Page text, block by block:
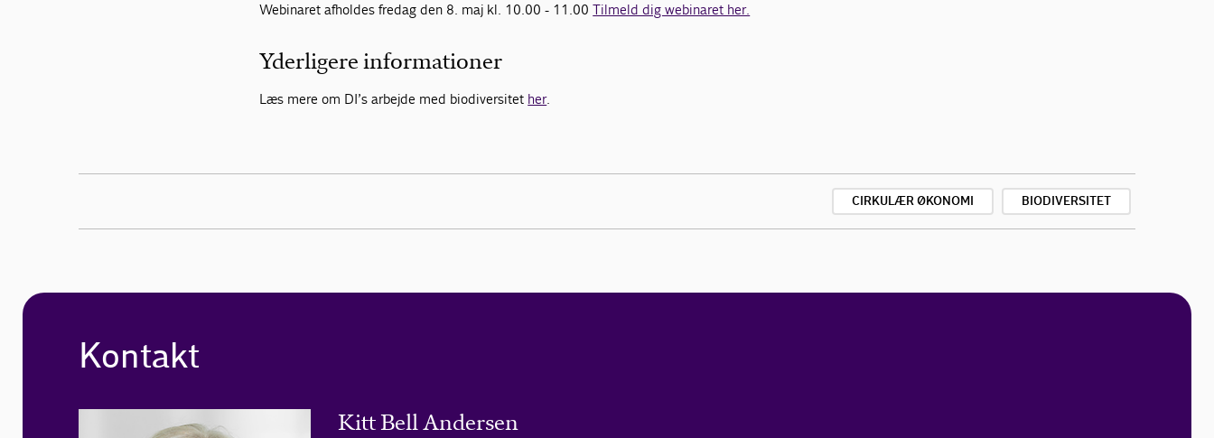
Webinaret afholdes fredag den 8. maj kl. 10.00 - 11.00Tilmeld dig webinaret her.
Yderligere informationer
Læs mere om DI’s arbejde med biodiversitet her.
CIRKULÆR ØKONOMI BIODIVERSITET
Kontakt
Kitt Bell Andersen